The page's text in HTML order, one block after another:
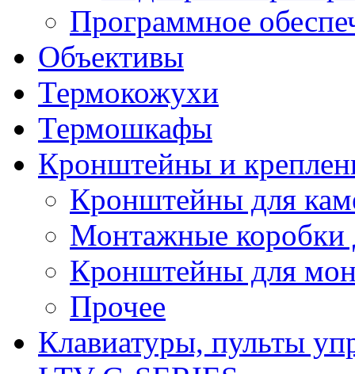
Программное
Объективы
Термокожухи
Термошкафы
Кронштейны и
Кронштейны для
Монтажные коробки
Кронштейны для
Прочее
Клавиатуры, пульты